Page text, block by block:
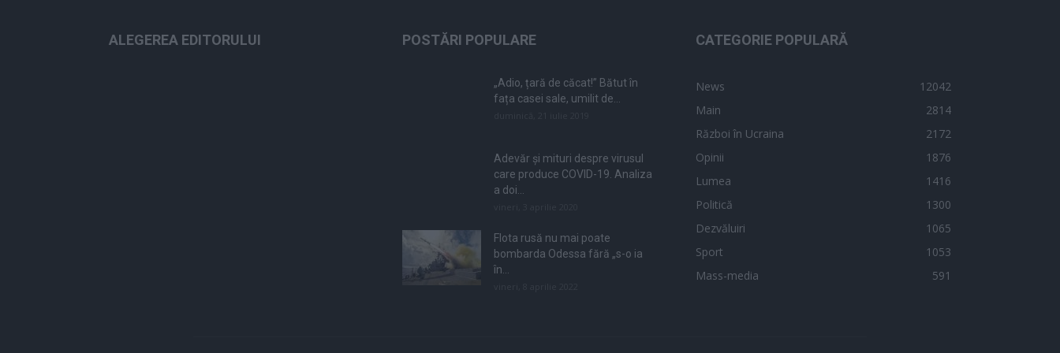
ALEGEREA EDITORULUI POSTĂRI POPULARE
„Adio, țară de căcat!” Bătut în
fața casei sale, umilit de...
Adevăr și mituri despre virusul
care produce COVID-19. Analiza
a doi...
Flota rusă nu mai poate
bombarda Odessa fără „s-o ia
în...
CATEGORIE POPULARĂ
News
12042
Main
2814
Război în Ucraina
2172
Opinii
1876
Lumea
1416
Politică
1300
Dezvăluiri
1065
Sport
1053
Mass-media
591